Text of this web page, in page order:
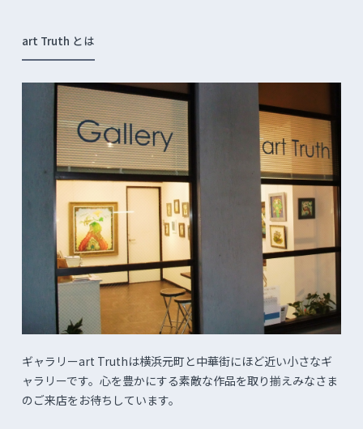
art Truth とは
ギャラリーart Truthは横浜元町と中華街にほど近い小さなギ
ャラリーです。心を豊かにする素敵な作品を取り揃えみなさま
のご来店をお待ちしています。